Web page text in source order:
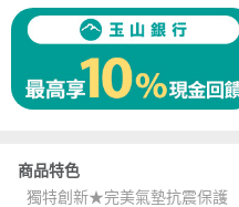
商品特色
獨特創新★完美氣墊抗震保護